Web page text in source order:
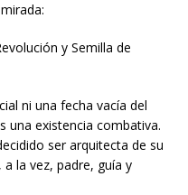
y Semilla de
ni una fecha vacía del
una existencia combativa.
ser arquitecta de su
la vez, padre, guía y